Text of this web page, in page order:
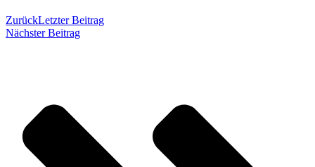
ZurückLetzter Beitrag
Nächster Beitrag